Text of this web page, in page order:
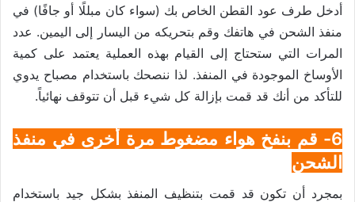
أدخل طرف عود القطن الخاص بك (سواء كان مبللًا أو جافًا) في
منفذ الشحن في هاتفك وقم بتحريكه من اليسار إلى اليمين. عدد
المرات التي ستحتاج إلى القيام بهذه العملية يعتمد على كمية
الأوساخ الموجودة في المنفذ. لذا ننصحك باستخدام مصباح يدوي
للتأكد من أنك قد قمت بإزالة كل شيء قبل أن تتوقف نهائياً.
6- قم بنفخ هواء مضغوط مرة أخرى في منفذ
الشحن
بمجرد أن تكون قد قمت بتنظيف المنفذ بشكل جيد باستخدام